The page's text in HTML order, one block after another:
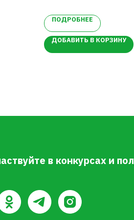
ПОДРОБНЕЕ
ДОБАВИТЬ В КОРЗИНУ
в конкурсах и